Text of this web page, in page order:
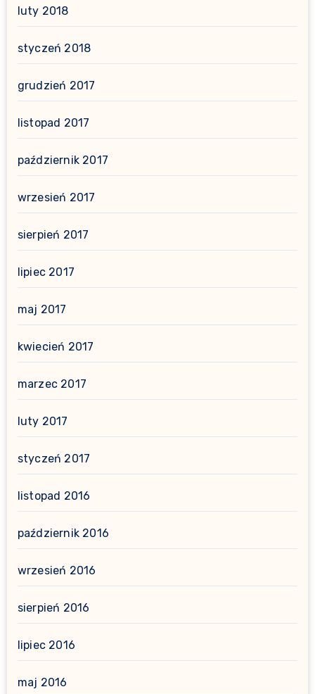
luty 2018
styczeń 2018
grudzień 2017
listopad 2017
październik 2017
wrzesień 2017
sierpień 2017
lipiec 2017
maj 2017
kwiecień 2017
marzec 2017
luty 2017
styczeń 2017
listopad 2016
październik 2016
wrzesień 2016
sierpień 2016
lipiec 2016
maj 2016